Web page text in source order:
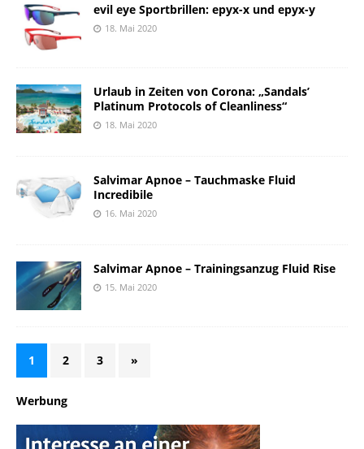
evil eye Sportbrillen: epyx-x und epyx-y
18. Mai 2020
Urlaub in Zeiten von Corona: „Sandals’
Platinum Protocols of Cleanliness“
18. Mai 2020
Salvimar Apnoe – Tauchmaske Fluid
Incredibile
16. Mai 2020
Salvimar Apnoe – Trainingsanzug Fluid Rise
15. Mai 2020
1 2 3 »
Werbung